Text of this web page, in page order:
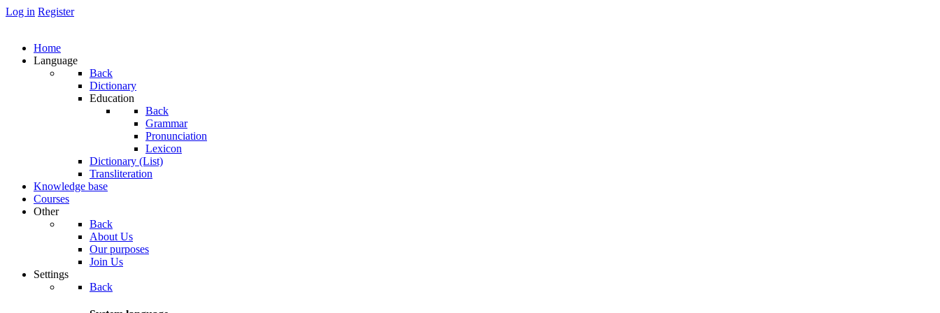
Log in Register
Home
Language
Back
Dictionary
Education
Back
Grammar
Pronunciation
Lexicon
Dictionary (List)
Transliteration
Knowledge base
Courses
Other
Back
About Us
Our purposes
Join Us
Settings
Back